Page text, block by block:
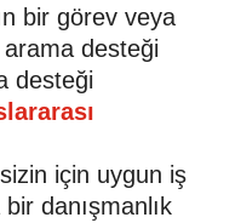
bir görev veya
desteği
desteği
için uygun iş
danışmanlık